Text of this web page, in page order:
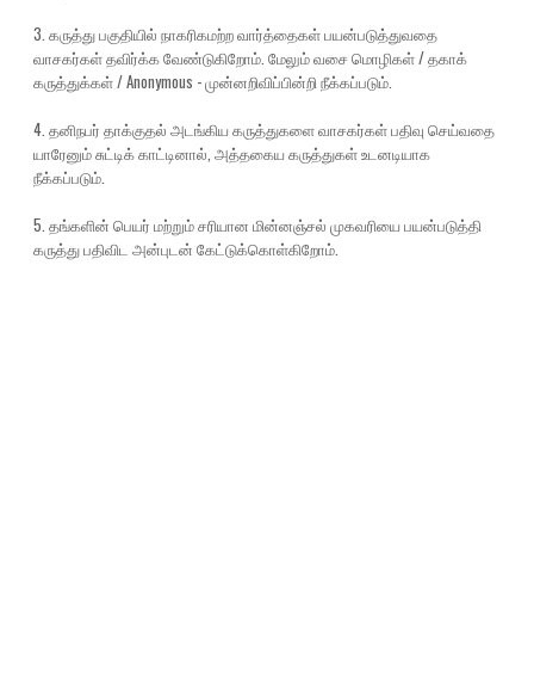
3. கருத்து பகுதியில் நாகரிகமற்ற வார்த்தைகள் பயன்படுத்துவதை
வாசகர்கள் தவிர்க்க வேண்டுகிறோம். மேலும் வசை மொழிகள் / தகாக்
கருத்துக்கள் / Anonymous - முன்னறிவிப்பின்றி நீக்கப்படும்.
4. தனிநபர் தாக்குதல் அடங்கிய கருத்துகளை வாசகர்கள் பதிவு செய்வதை
யாரேனும் சுட்டிக் காட்டினால், அத்தகைய கருத்துகள் உடனடியாக
நீக்கப்படும்.
5. தங்களின் பெயர் மற்றும் சரியான மின்னஞ்சல் முகவரியை பயன்படுத்தி
கருத்து பதிவிட அன்புடன் கேட்டுக்கொள்கிறோம்.